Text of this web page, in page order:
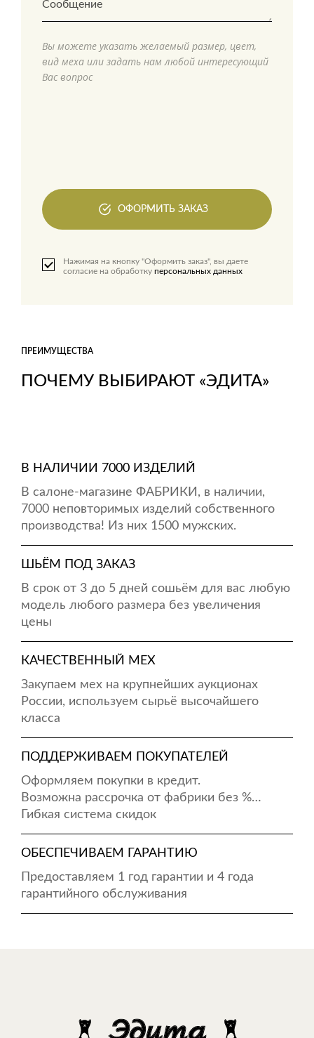
Вы можете указать желаемый размер, цвет,
вид меха или задать нам любой интересующий
Вас вопрос
ОФОРМИТЬ ЗАКАЗ
Нажимая на кнопку "Оформить заказ", вы даете
согласие на обработку персональных данных
ПОЧЕМУ ВЫБИРАЮТ «ЭДИТА»
ПРЕИМУЩЕСТВА
В НАЛИЧИИ 7000 ИЗДЕЛИЙ
В салоне-магазине ФАБРИКИ, в наличии,
7000 неповторимых изделий собственного
производства! Из них 1500 мужских.
ШЬЁМ ПОД ЗАКАЗ
В срок от 3 до 5 дней сошьём для вас любую
модель любого размера без увеличения
цены
КАЧЕСТВЕННЫЙ МЕХ
Закупаем мех на крупнейших аукционах
России, используем сырьё высочайшего
класса
ПОДДЕРЖИВАЕМ ПОКУПАТЕЛЕЙ
Оформляем покупки в кредит.
Возможна рассрочка от фабрики без %…
Гибкая система скидок
ОБЕСПЕЧИВАЕМ ГАРАНТИЮ
Предоставляем 1 год гарантии и 4 года
гарантийного обслуживания